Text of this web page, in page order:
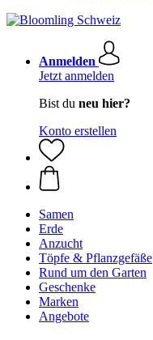
Anmelden
Jetzt anmelden
Bist du neu hier?
Konto erstellen
Samen
Erde
Anzucht
Töpfe & Pflanzgefäße
Rund um den Garten
Geschenke
Marken
Angebote